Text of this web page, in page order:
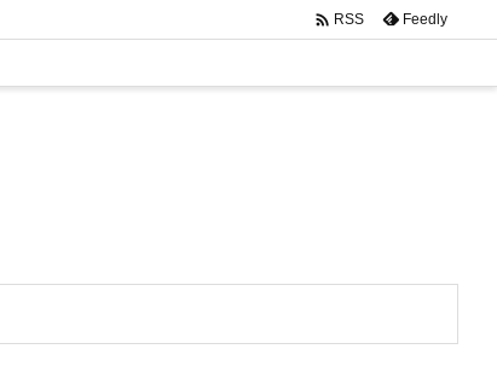
 RSS Feedly